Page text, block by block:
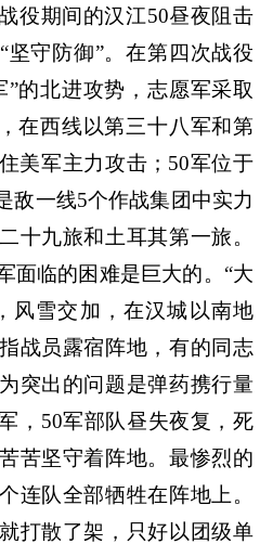
役期间的汉江50昼夜阻击
坚守防御”。在第四次战役
”的北进攻势，志愿军采取
在西线以第三十八军和第
美军主力攻击；50军位于
敌一线5个作战集团中实力
十九旅和土耳其第一旅。
面临的困难是巨大的。“大
风雪交加，在汉城以南地
战员露宿阵地，有的同志
突出的问题是弹药携行量
，50军部队昼失夜复，死
苦坚守着阵地。最惨烈的
连队全部牺牲在阵地上。
打散了架，只好以团级单